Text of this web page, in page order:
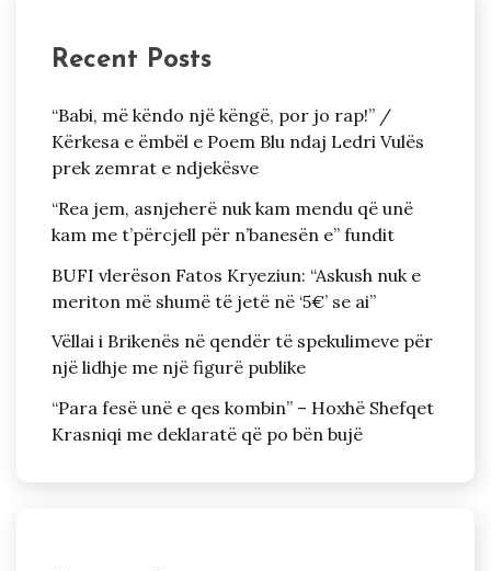
Recent Posts
“Babi, më këndo një këngë, por jo rap!” /
Kërkesa e ëmbël e Poem Blu ndaj Ledri Vulës
prek zemrat e ndjekësve
“Rea jem, asnjeherë nuk kam mendu që unë
kam me t’përcjell për n’banesën e” fundit
BUFI vlerëson Fatos Kryeziun: “Askush nuk e
meriton më shumë të jetë në ‘5€’ se ai”
Vëllai i Brikenës në qendër të spekulimeve për
një lidhje me një figurë publike
“Para fesë unë e qes kombin” – Hoxhë Shefqet
Krasniqi me deklaratë që po bën bujë